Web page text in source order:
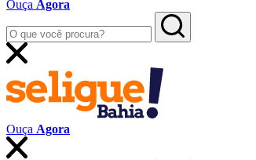
Ouça Agora
Ouça Agora